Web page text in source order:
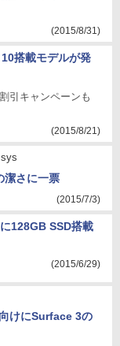
(2015/8/31)
搭載モデルが発
引キャンペーンも
(2015/8/21)
潔さに一票
(2015/7/3)
128GB SSD搭載
(2015/6/29)
けにSurface 3の